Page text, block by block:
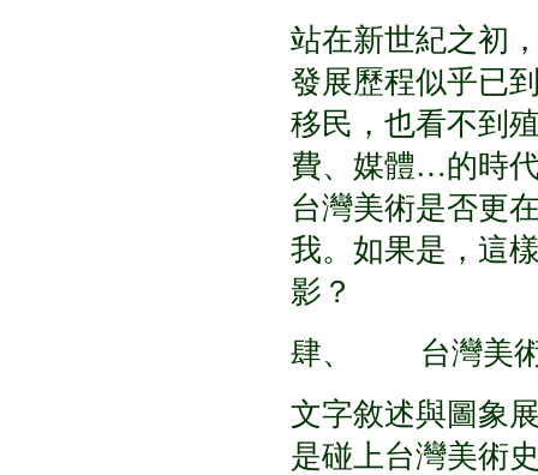
站在新世紀之初
發展歷程似乎已
移民，也看不到
費、媒體…的時
台灣美術是否更
我。如果是，這
影？
肆、 台灣美術
文字敘述與圖象
是碰上台灣美術